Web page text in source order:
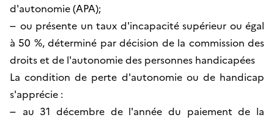
d'autonomie (APA);
– ou présente un taux d'incapacité supérieur ou égal
à 50 %, déterminé par décision de la commission des
droits et de l'autonomie des personnes handicapées
La condition de perte d'autonomie ou de handicap
s'apprécie :
– au 31 décembre de l'année du paiement de la